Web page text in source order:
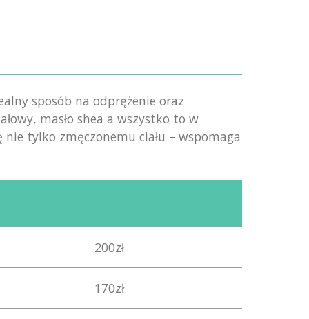
sposób na odprężenie oraz
masło shea a wszystko to w
tylko zmęczonemu ciału – wspomaga
200zł
170zł